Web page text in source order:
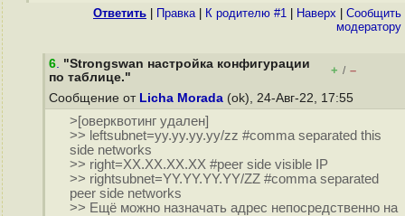
Ответить Правка| К родителю #1 Наверх
Cообщить
модератору
6. "Strongswan настройка конфигурации
по таблице."
+ / –
Сообщение от Licha Morada (ok), 24-Авг-22, 17:55
>[оверквотинг удален]
>> leftsubnet=yy.yy.yy.yy/zz #comma separated this
side networks
>> right=XX.XX.XX.XX #peer side visible IP
>> rightsubnet=YY.YY.YY.YY/ZZ #comma separated
peer side networks
>> Ещё можно назначать адрес непосредственно на